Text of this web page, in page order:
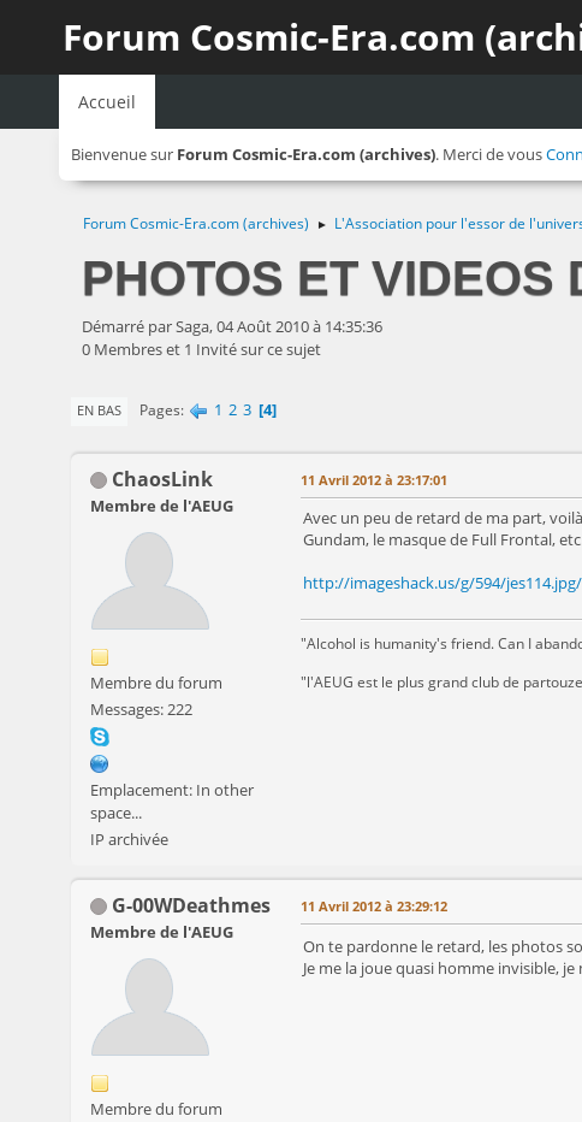
Forum Cosmic-Era.com
Accueil
Bienvenue sur Forum Cosmic-Era.com (archives). Merci de vous
Forum Cosmic-Era.com (archives) ► L'Association pour l'essor de
PHOTOS ET VIDEOS
Démarré par Saga, 04 Août 2010 à 14:35:36
0 Membres et 1 Invité sur ce sujet
EN BAS Pages 1 2 3 4
ChaosLink
Membre de l'AEUG
Membre du forum
Messages: 222
Emplacement: In other
space...
IP archivée
11 Avril 2012 à 23:17:01
Avec un peu de retard de ma part,
Gundam, le masque de Full Frontal,
http://imageshack.us/g/594/jes114.jpg/
"Alcohol is humanity's friend. Can I
"l'AEUG est le plus grand club de
G-00WDeathmes
Membre de l'AEUG
Membre du forum
11 Avril 2012 à 23:29:12
On te pardonne le retard, les photos
Je me la joue quasi homme invisible,